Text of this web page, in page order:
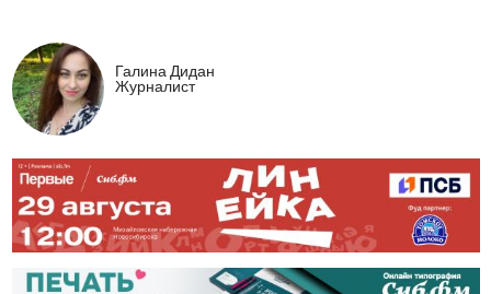
Галина Дидан
Журналист